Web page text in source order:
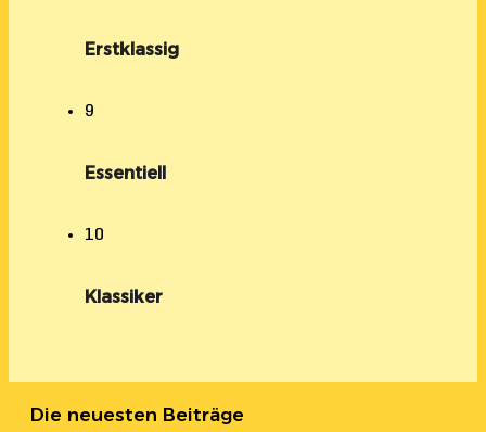
Erstklassig
9
Essentiell
10
Klassiker
Die neuesten Beiträge